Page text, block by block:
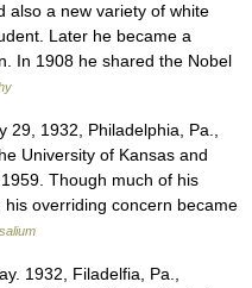
also a new variety of white
Later he became a
In 1908 he shared the Nobel
1932, Philadelphia, Pa.,
University of Kansas and
Though much of his
overriding concern became
1932, Filadelfia, Pa.,